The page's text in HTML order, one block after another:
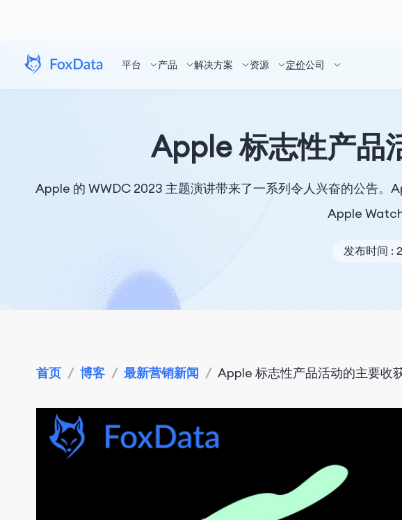
平台 产品 解决方案 资源 定价公司
Apple 标志性产品
Apple 的 WWDC 2023 主题演讲带来了一系列令人兴奋的公告。
Apple Watch
发布时间 :
首页 / 博客 / 最新营销新闻 / Apple 标志性产品活动的主要收